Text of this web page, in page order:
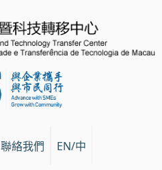
聯絡我們 EN/中